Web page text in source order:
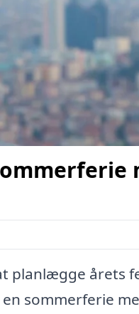
planlægge årets
sommerferie